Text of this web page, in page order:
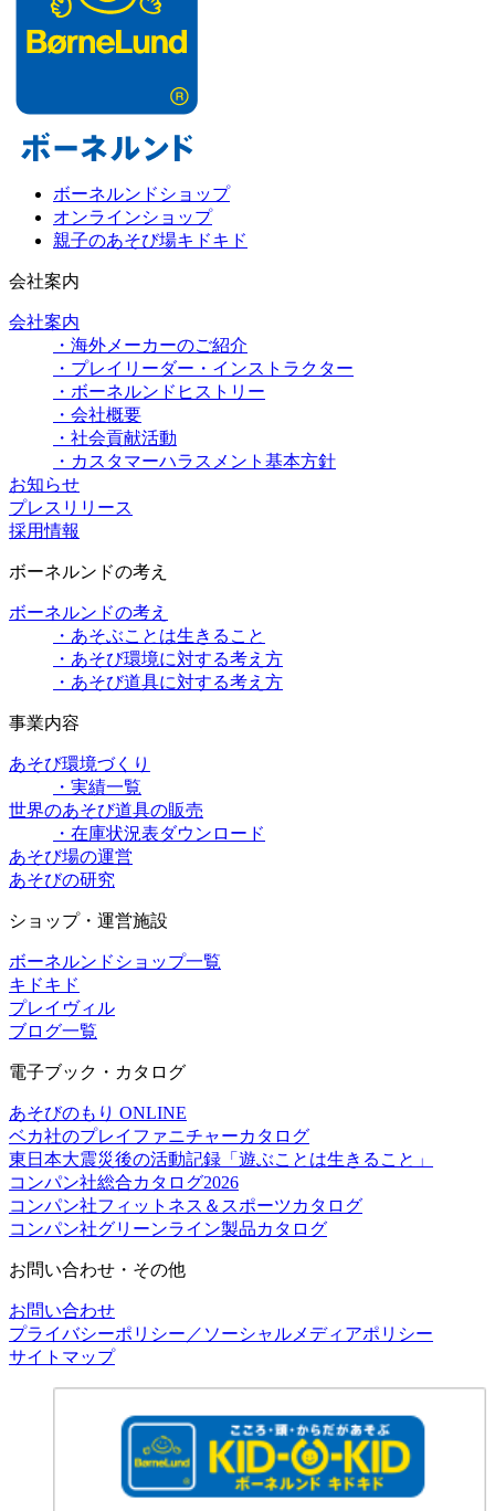
ボーネルンドショップ
オンラインショップ
親子のあそび場キドキド
会社案内
会社案内
・海外メーカーのご紹介
・プレイリーダー・インストラクター
・ボーネルンドヒストリー
・会社概要
・社会貢献活動
・カスタマーハラスメント基本方針
お知らせ
プレスリリース
採用情報
ボーネルンドの考え
ボーネルンドの考え
・あそぶことは生きること
・あそび環境に対する考え方
・あそび道具に対する考え方
事業内容
あそび環境づくり
・実績一覧
世界のあそび道具の販売
・在庫状況表ダウンロード
あそび場の運営
あそびの研究
ショップ・運営施設
ボーネルンドショップ一覧
キドキド
プレイヴィル
ブログ一覧
電子ブック・カタログ
あそびのもり ONLINE
ベカ社のプレイファニチャーカタログ
東日本大震災後の活動記録「遊ぶことは生きること」
コンパン社総合カタログ2026
コンパン社フィットネス＆スポーツカタログ
コンパン社グリーンライン製品カタログ
お問い合わせ・その他
お問い合わせ
プライバシーポリシー／ソーシャルメディアポリシー
サイトマップ